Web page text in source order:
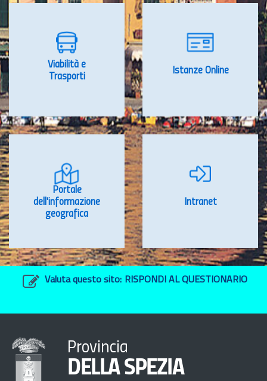
Viabilità e
Trasporti
Istanze Online
Portale
dell'informazione
geografica
Intranet
Valuta questo sito: RISPONDI AL QUESTIONARIO
Provincia
DELLA SPEZIA